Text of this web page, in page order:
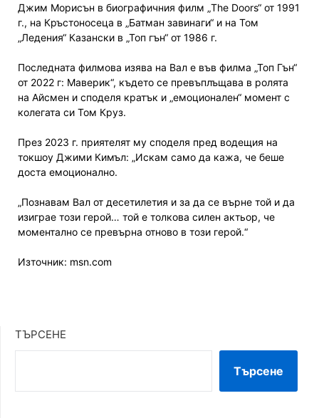
Джим Морисън в биографичния филм „The Doors“ от 1991
г., на Кръстоносеца в „Батман завинаги“ и на Том
„Ледения“ Казански в „Топ гън“ от 1986 г.
Последната филмова изява на Вал е във филма „Топ Гън“
от 2022 г: Маверик“, където се превъплъщава в ролята
на Айсмен и споделя кратък и „емоционален“ момент с
колегата си Том Круз.
През 2023 г. приятелят му споделя пред водещия на
токшоу Джими Кимъл: „Искам само да кажа, че беше
доста емоционално.
„Познавам Вал от десетилетия и за да се върне той и да
изиграе този герой… той е толкова силен актьор, че
моментално се превърна отново в този герой.“
Източник: msn.com
ТЪРСЕНЕ
Търсене